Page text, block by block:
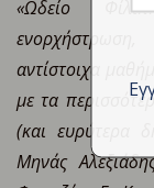
«Ωδείο
αντίστοιχα
με τα
(και ευρύτερα
Μηνάς